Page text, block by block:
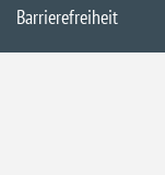
Barrierefreiheit